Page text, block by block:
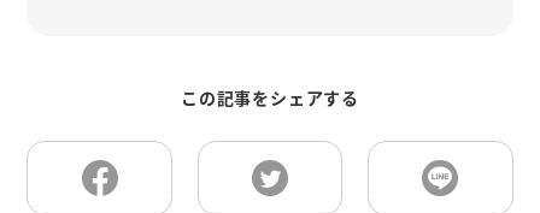
この記事をシェアする